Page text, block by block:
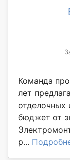
Команда
лет
отделочных
бюджет от
р...